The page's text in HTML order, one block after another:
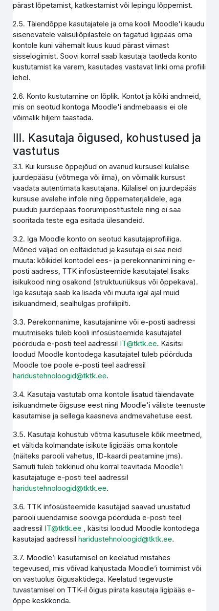
pärast lõpetamist, katkestamist või lepingu lõppemist.
2.5. Täiendõppe kasutajatele ja oma kooli Moodle'i kaudu
sisenevatele välisüliõpilastele on tagatud ligipääs oma
kontole kuni vähemalt kuus kuud pärast viimast
sisselogimist. Soovi korral saab kasutaja taotleda konto
kustutamist ka varem, kasutades vastavat linki oma profiili
lehel.
2.6. Konto kustutamine on lõplik. Kontot ja kõiki andmeid,
mis on seotud kontoga Moodle'i andmebaasis ei ole
võimalik hiljem taastada.
III. Kasutaja õigused, kohustused ja
vastutus
3.1. Kui kursuse õppejõud on avanud kursusel külalise
juurdepääsu (võtmega või ilma), on võimalik kursust
vaadata autentimata kasutajana. Külalisel on juurdepääs
kursuse avalehe infole ning õppematerjalidele, aga
puudub juurdepääs foorumipostitustele ning ei saa
sooritada teste ega esitada ülesandeid.
3.2. Iga Moodle konto on seotud kasutajaprofiiliga.
Mõned väljad on eeltäidetud ja kasutaja ei saa neid
muuta: kõikidel kontodel ees- ja perekonnanimi ning e-
posti aadress, TTK infosüsteemide kasutajatel lisaks
isikukood ning osakond (struktuuriüksus või õppekava).
Iga kasutaja saab ka lisada või muuta igal ajal muid
isikuandmeid, sealhulgas profiilipilti.
3.3. Perekonnanime, kasutajanime või e-posti aadressi
muutmiseks tuleb kooli infosüsteemide kasutajatel
pöörduda e-posti teel aadressil IT@tktk.ee. Käsitsi
loodud Moodle kontodega kasutajatel tuleb pöörduda
Moodle toe poole e-posti teel aadressil
haridustehnoloogid@tktk.ee.
3.4. Kasutaja vastutab oma kontole lisatud täiendavate
isikuandmete õigsuse eest ning Moodle'i väliste teenuste
kasutamise ja sellega kaasneva andmevahetuse eest.
3.5. Kasutaja kohustub võtma kasutusele kõik meetmed,
et vältida kolmandate isikute ligipääs oma kontole
(näiteks parooli vahetus, ID-kaardi peatamine jms).
Samuti tuleb tekkinud ohu korral teavitada Moodle’i
kasutajatuge e-posti teel aadressil
haridustehnoloogid@tktk.ee.
3.6. TTK infosüsteemide kasutajad saavad unustatud
parooli uuendamise sooviga pöörduda e-posti teel
aadressil IT@tktk.ee , käsitsi loodud Moodle kontodega
kasutajad aadressilharidustehnoloogid@tktk.ee.
3.7. Moodle’i kasutamisel on keelatud mistahes
tegevused, mis võivad kahjustada Moodle’i toimimist või
on vastuolus õigusaktidega. Keelatud tegevuste
tuvastamisel on TTK-il õigus piirata kasutaja ligipääs e-
õppe keskkonda.